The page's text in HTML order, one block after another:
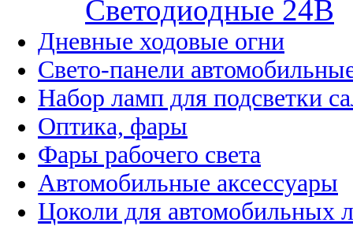
Cветодиодные 24B
Дневные ходовые огни
Свето-панели
Набор ламп для подсветки
Оптика, фары
Фары рабочего света
Автомобильные аксессуары
Цоколи для автомобильных